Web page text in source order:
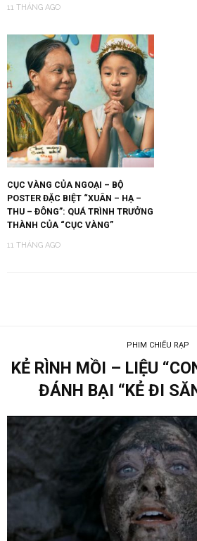
11 THÁNG AGO
CỤC VÀNG CỦA NGOẠI – BỘ
POSTER ĐẶC BIỆT “XUÂN – HẠ –
THU – ĐÔNG”: QUÁ TRÌNH TRƯỞNG
THÀNH CỦA “CỤC VÀNG”
11 THÁNG AGO
PHIM CHIẾU RẠP
KẺ RÌNH MỒI – LIỆU
ĐÁNH BẠI “KẺ ĐI